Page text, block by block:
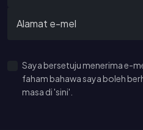
Saya bersetuju menerima e-
faham bahawa saya boleh
masa di 'sini'.